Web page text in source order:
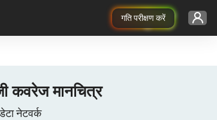
गति परीक्षण करें
मानचित्र
नेटवर्क